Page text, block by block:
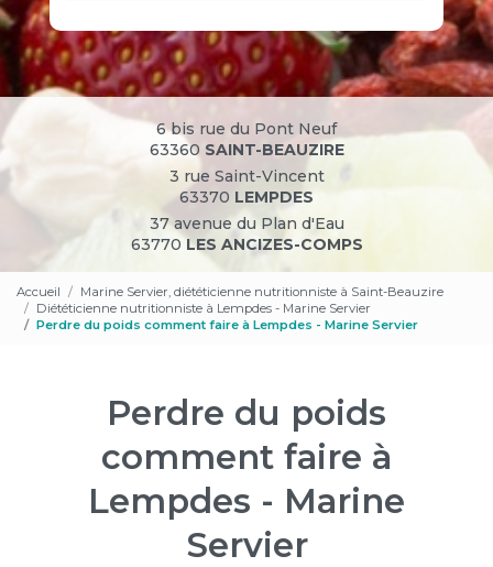
6 bis rue du Pont Neuf
63360 SAINT-BEAUZIRE
3 rue Saint-Vincent
63370 LEMPDES
37 avenue du Plan d'Eau
63770 LES ANCIZES-COMPS
Accueil
Marine Servier, diététicienne nutritionniste à Saint-Beauzire
Diététicienne nutritionniste à Lempdes - Marine Servier
Perdre du poids comment faire à Lempdes - Marine Servier
Perdre du poids
comment faire à
Lempdes - Marine
Servier